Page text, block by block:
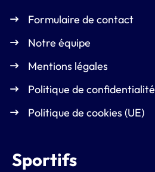
Formulaire de contact
Notre équipe
Mentions légales
Politique de confidentialité
Politique de cookies (UE)
Sportifs